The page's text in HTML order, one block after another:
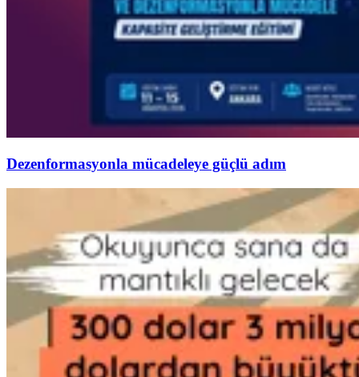
Dezenformasyonla mücadeleye güçlü adım